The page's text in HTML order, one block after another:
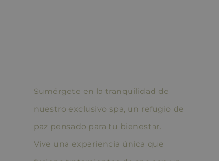
Sumérgete en la tranquilidad de
nuestro exclusivo spa, un refugio de
paz pensado para tu bienestar.
Vive una experiencia única que
CONTACTO